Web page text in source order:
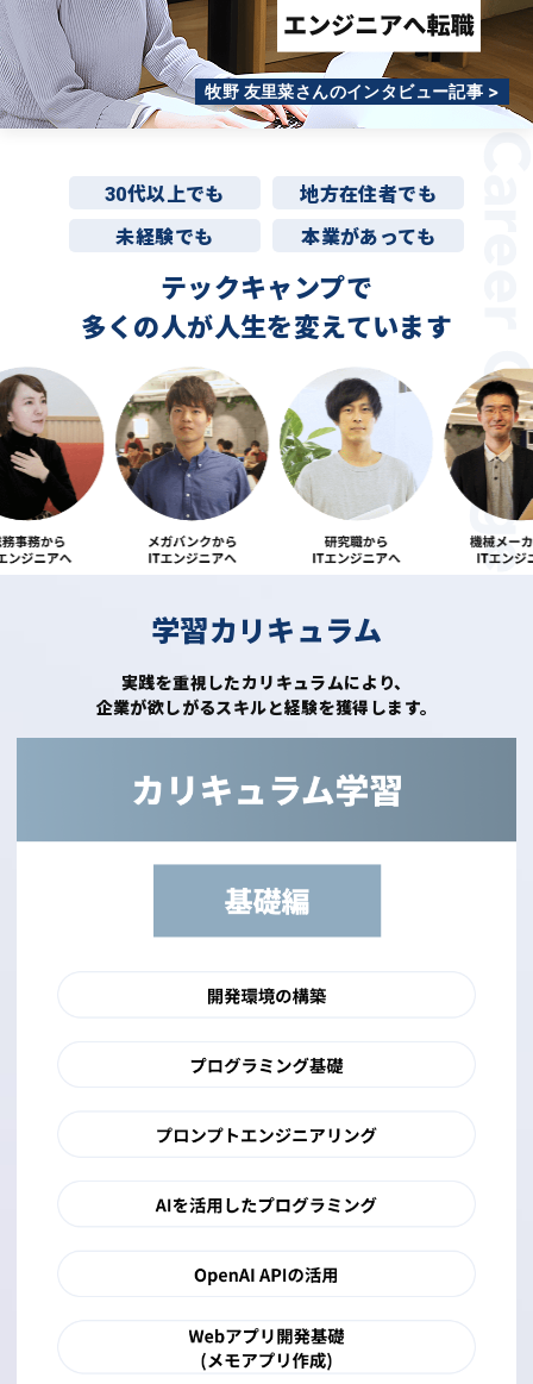
牧野 友里菜さんのインタビュー記事 >
30代以上でも
地方在住者でも
未経験でも
本業があっても
テックキャンプで
多くの人が人生を変えています
学習カリキュラム
実践を重視したカリキュラムにより、
企業が欲しがるスキルと経験を獲得します。